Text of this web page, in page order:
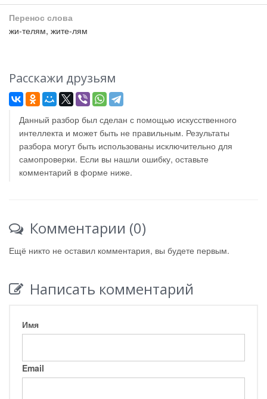
Перенос слова
жи-телям, жите-лям
Расскажи друзьям
Данный разбор был сделан с помощью искусственного
интеллекта и может быть не правильным. Результаты
разбора могут быть использованы исключительно для
самопроверки. Если вы нашли ошибку, оставьте
комментарий в форме ниже.
Комментарии (0)
Ещё никто не оставил комментария, вы будете первым.
Написать комментарий
Имя
Email